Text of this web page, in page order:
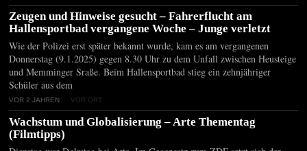
Zeugen und Hinweise gesucht – Fahrerflucht am
Hallensportbad vergangene Woche – Junge verletzt
Wie der Polizei erst später bekannt wurde, kam es am vergangenen
Donnerstag (9.1.2025) gegen 8.30 Uhr zu dem Unfall zwischen Heusteige
und Memminger Sraße. Beim Hallensportbad stieg ein zehnjähriger
Schüler aus dem
VOR 2 JAHREN VOR ORT
Wachstum und Globalisierung – Arte Thementag
(Filmtipps)